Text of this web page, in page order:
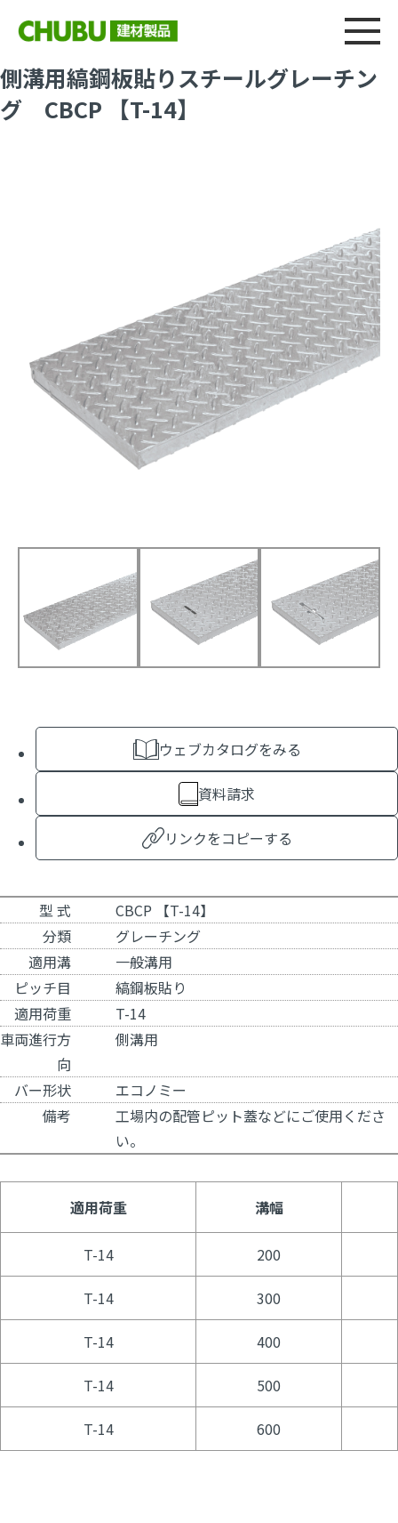
総合
側溝用縞鋼板貼りスチールグレーチン
グ CBCP 【T-14】
ウェブカタログをみる
資料請求
リンクをコピーする
型 式
CBCP 【T-14】
分類
グレーチング
適用溝
一般溝用
ピッチ目
縞鋼板貼り
適用荷重
T-14
車両進行方
向
側溝用
バー形状
エコノミー
備考
工場内の配管ピット蓋などにご使用くださ
い。
適用荷重 溝幅
T-14 200
T-14 300
T-14 400
T-14 500
T-14 600